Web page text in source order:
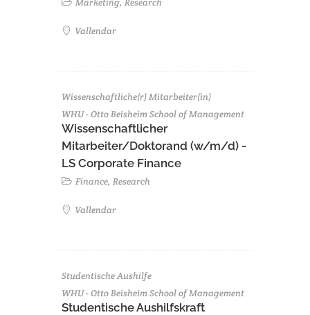
Vallendar
Wissenschaftliche(r) Mitarbeiter(in)
WHU - Otto Beisheim School of Management
Wissenschaftlicher
Mitarbeiter/Doktorand (w/m/d) -
LS Corporate Finance
Finance, Research
Vallendar
Studentische Aushilfe
WHU - Otto Beisheim School of Management
Studentische Aushilfskraft